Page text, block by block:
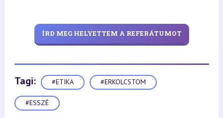
ÍRD MEG HELYETTEM A REFERÁTUMOT
Tagi: #ETIKA #ERKOLCSTOM
#ESSZÉ